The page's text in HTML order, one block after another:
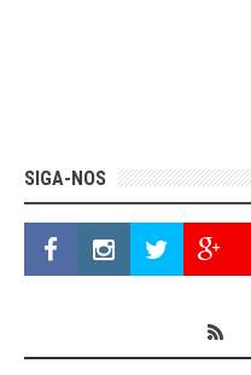
SIGA-NOS